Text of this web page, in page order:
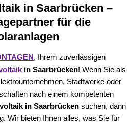
in Saarbrücken –
für die
, Ihrem zuverlässigen
in Saarbrücken! Wenn Sie als
Stadtwerke oder
nach einem kompetenten
in Saarbrücken suchen, dann
Wir bieten Ihnen alles, was Sie für